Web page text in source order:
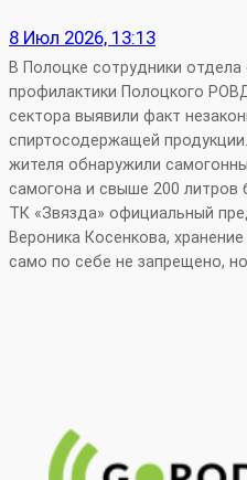
8 Июл 2026, 13:13
В Полоцке сотрудники
профилактики Полоцкого
сектора выявили факт
спиртосодержащей
жителя обнаружили
самогона и свыше 200 литров
ТК «Звязда» официальный
Вероника Косенкова,
само по себе не запрещено,